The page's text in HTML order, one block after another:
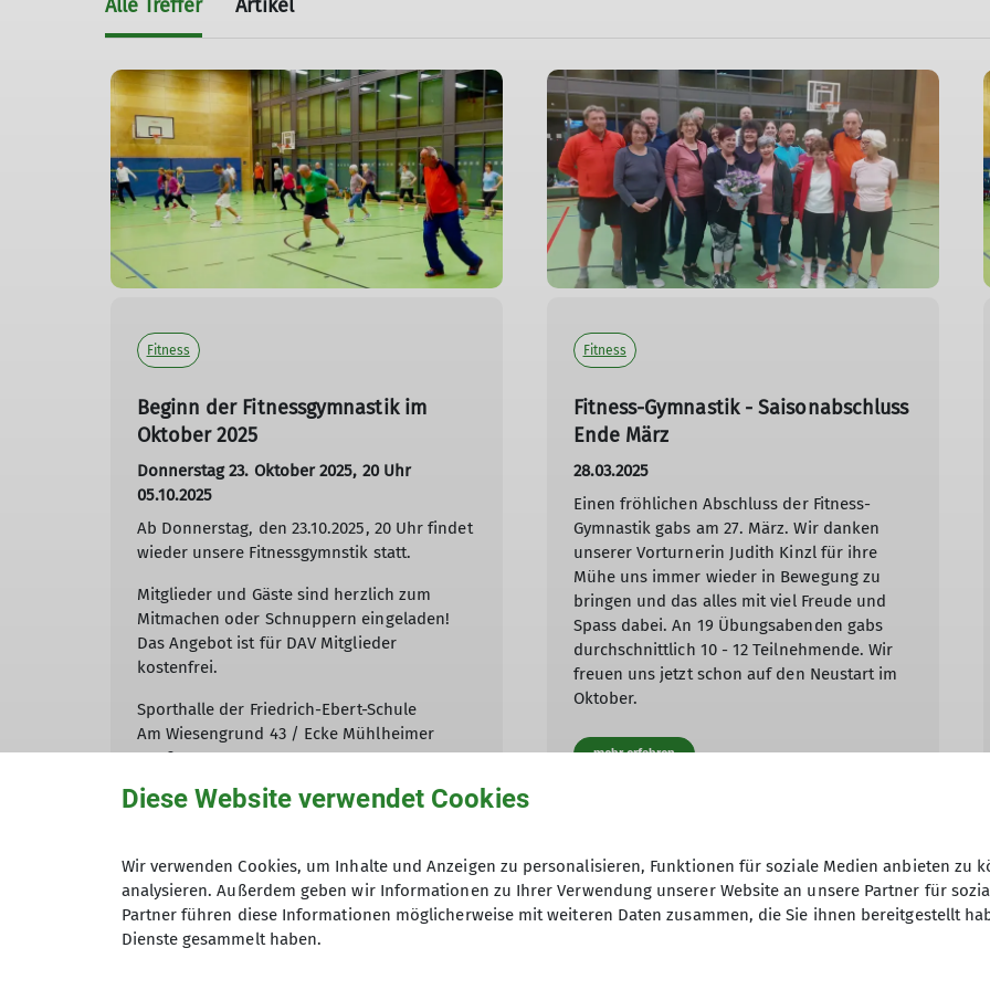
Alle Treffer Artikel
Fitness
Beginn der Fitnessgymnastik im
Oktober 2025
Donnerstag 23. Oktober 2025, 20 Uhr
05.10.2025
Ab Donnerstag, den 23.10.2025, 20 Uhr findet
wieder unsere Fitnessgymnstik statt.
Mitglieder und Gäste sind herzlich zum
Mitmachen oder Schnuppern eingeladen!
Das Angebot ist für DAV Mitglieder
kostenfrei.
Sporthalle der Friedrich-Ebert-Schule
Am Wiesengrund 43 / Ecke Mühlheimer
Straße
63075 Offenbach
mehr erfahren
Fitness
Fitness-Gymnastik - Saisonabschluss
Ende März
28.03.2025
Einen fröhlichen Abschluss der Fitness-
Gymnastik gabs am 27. März. Wir danken
unserer Vorturnerin Judith Kinzl für ihre
Mühe uns immer wieder in Bewegung zu
bringen und das alles mit viel Freude und
Spass dabei. An 19 Übungsabenden gabs
durchschnittlich 10 - 12 Teilnehmende. Wir
freuen uns jetzt schon auf den Neustart im
Oktober.
mehr erfahren
Diese Website verwendet Cookies
Wir verwenden Cookies, um Inhalte und Anzeigen zu personalisieren, Funktionen für soziale Medien anbieten zu
analysieren. Außerdem geben wir Informationen zu Ihrer Verwendung unserer Website an unsere Partner für
Partner führen diese Informationen möglicherweise mit weiteren Daten zusammen, die Sie ihnen bereitgestellt
Dienste gesammelt haben.